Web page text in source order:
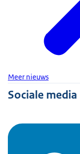
Meer nieuws
Sociale media